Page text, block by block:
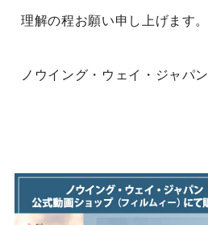
理解の程お願い申し上げます。
ノウイング・ウェイ・ジャパン